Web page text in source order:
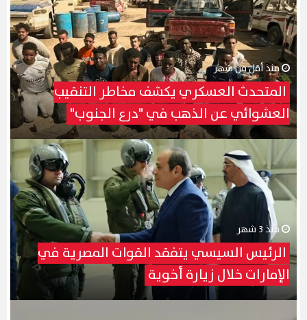
منذ أقل من شهر
المتحدث العسكري يكشف مخاطر التنقيب
العشوائي عن الذهب في "درع الجنوب"
منذ 3 شهر
الرئيس السيسي يتفقد القوات المصرية في
الإمارات خلال زيارة أخوية